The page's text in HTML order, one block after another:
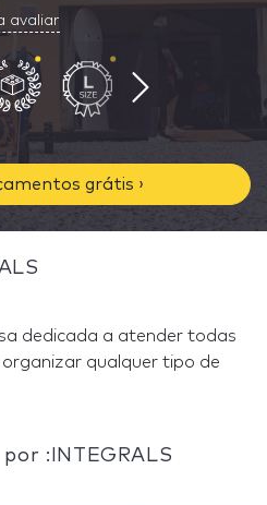
avaliar
grátis ›
dedicada a atender todas
qualquer tipo de
:INTEGRALS